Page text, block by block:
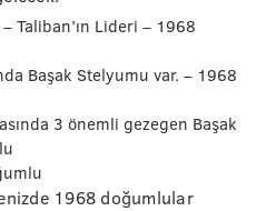
Taliban’ın Lideri – 1968
Başak Stelyumu var. – 1968
3 önemli gezegen Başak
1968 doğumlular